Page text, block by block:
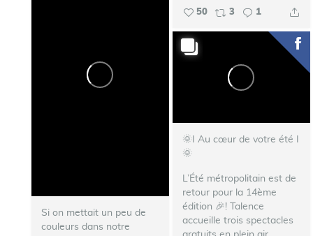
50 3 1
Si on mettait un peu de
couleurs dans notre
🌞I Au cœur de votre été I
🌞
L’Été métropolitain est de
retour pour la 14ème
édition 🎉!
Talence
accueille trois spectacles